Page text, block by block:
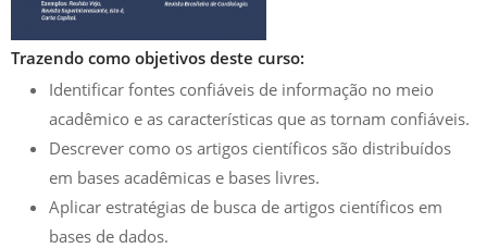
Trazendo como objetivos deste curso:
Identificar fontes confiáveis de informação no meio
acadêmico e as características que as tornam confiáveis.
Descrever como os artigos científicos são distribuídos
em bases acadêmicas e bases livres.
Aplicar estratégias de busca de artigos científicos em
bases de dados.